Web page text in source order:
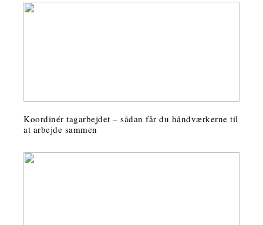
Koordinér tagarbejdet – sådan får du håndværkerne til
at arbejde sammen